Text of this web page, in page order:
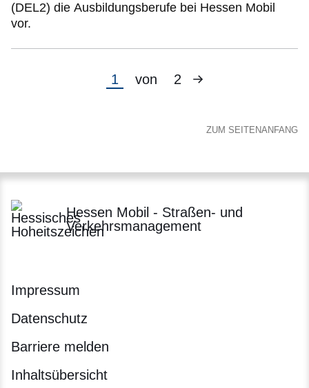
(DEL2) die Ausbildungsberufe bei Hessen Mobil
vor.
Aktuelle
1 von 2
Nächste
ZUM SEITENANFANG
Hessen Mobil - Straßen- und
Verkehrsmanagement
Impressum
Datenschutz
Barriere melden
Inhaltsübersicht